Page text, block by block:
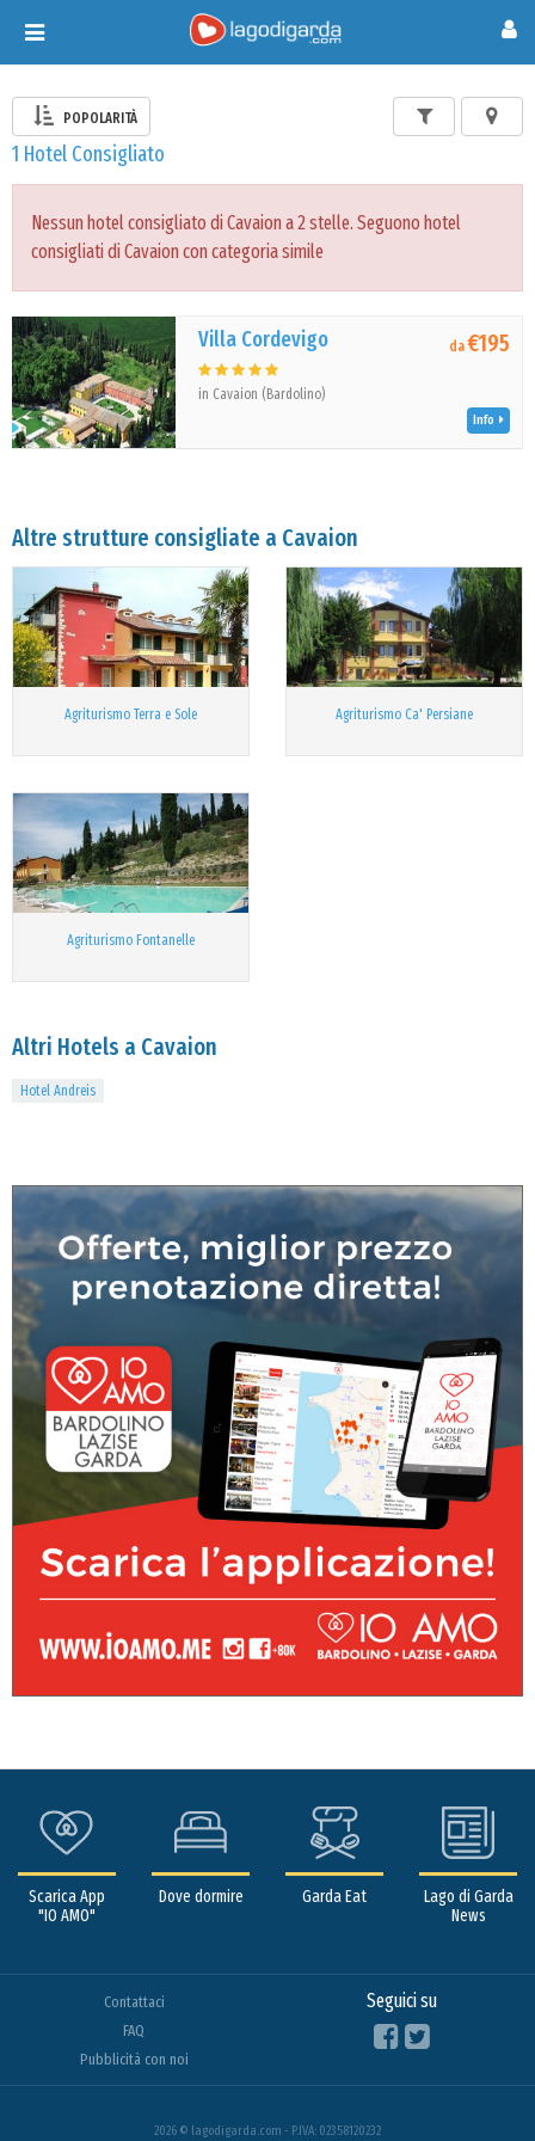
Toggle
navigation
POPOLARITÀ
1 Hotel Consigliato
Nessun hotel consigliato di Cavaion a 2 stelle. Seguono hotel
consigliati di Cavaion con categoria simile
Villa Cordevigo
in Cavaion (Bardolino)
da€195
Info
Altre strutture consigliate a Cavaion
Agriturismo Terra e Sole Agriturismo Ca' Persiane
Agriturismo Fontanelle
Altri Hotels a Cavaion
Hotel Andreis
Scarica App
"IO AMO"
Dove dormire Garda Eat
Lago di Garda
News
Contattaci
FAQ
Pubblicità con noi
Seguici su
2026 © lagodigarda.com - P.IVA: 02358120232